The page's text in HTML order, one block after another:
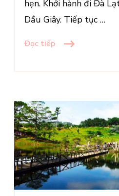
hẹn. Khởi hành đi Đà
Dầu Giây. Tiếp tục …
Đọc tiếp